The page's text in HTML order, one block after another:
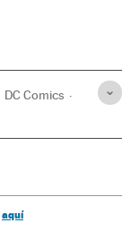
DC Comics
aquí